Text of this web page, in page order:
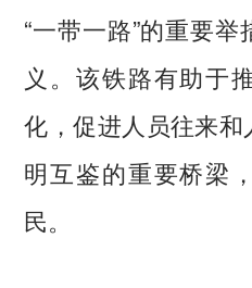
“一带一路”的重要
义。该铁路有助于
化，促进人员往来
明互鉴的重要桥梁
民。